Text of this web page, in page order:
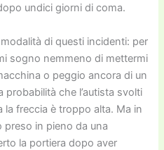
undici giorni di coma.
di questi incidenti: per
sogno nemmeno di mettermi
o peggio ancora di un
che l’autista svolti
freccia è troppo alta. Ma in
in pieno da una
la portiera dopo aver